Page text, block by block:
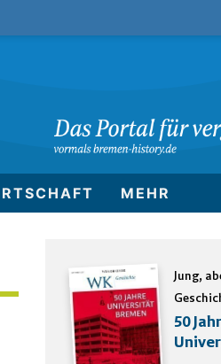
MEHR
Jung,
50